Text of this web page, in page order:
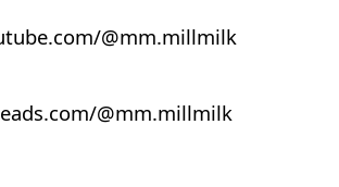
@mm.millmilk
@mm.millmilk